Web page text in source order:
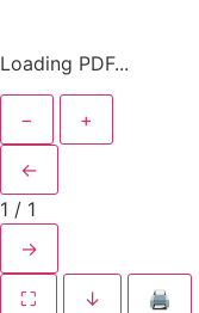
Loading PDF...
− +
←
1 / 1
→
⛶ ↓
🖨